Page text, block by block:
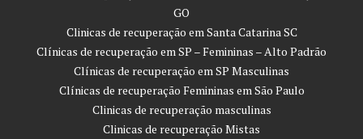
GO
Clinicas de recuperação em Santa Catarina SC
Clínicas de recuperação em SP – Femininas – Alto Padrão
Clínicas de recuperação em SP Masculinas
Clínicas de recuperação Femininas em São Paulo
Clinicas de recuperação masculinas
Clinicas de recuperação Mistas